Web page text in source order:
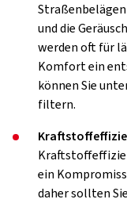
und die
werden oft für
Komfort ein
können Sie
filtern.
ein
daher sollten